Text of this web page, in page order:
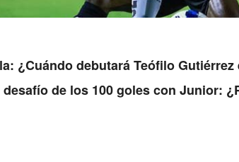
¿Cuándo debutará Teófilo Gutiérrez
de los 100 goles con Junior: